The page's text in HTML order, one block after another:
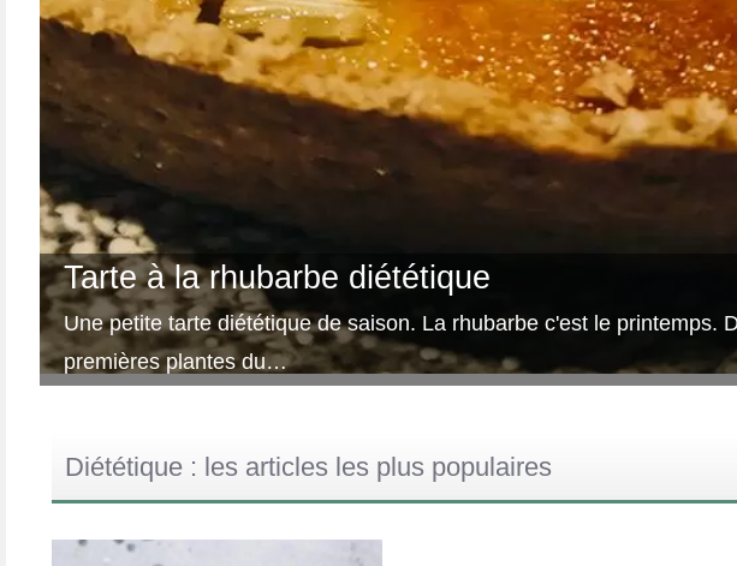
Tarte à la rhubarbe diététique
Une petite tarte diététique de saison. La rhubarbe c'est le printemps.
premières plantes du…
Diététique : les articles les plus populaires